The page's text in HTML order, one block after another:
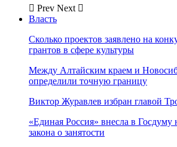
Prev Next
Власть
Сколько проектов заявлено на
грантов в сфере культуры
Между Алтайским краем и
определили точную границу
Виктор Журавлев избран главой
«Единая Россия» внесла в
закона о занятости